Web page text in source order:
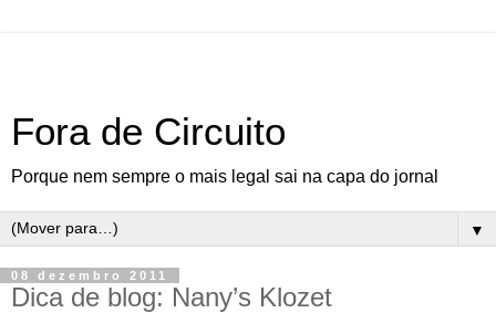
Fora de Circuito
Porque nem sempre o mais legal sai na capa do jornal
▼
08 dezembro 2011
Dica de blog: Nany’s Klozet